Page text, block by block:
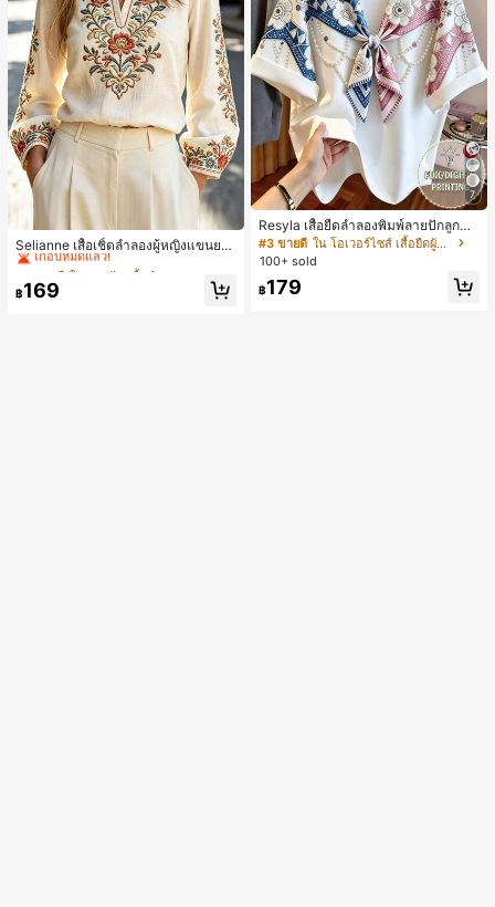
Selianne เสื้อเชิ้ตลำลองผู้หญิงแขนยา
ว คอวีเว้า ลายดอกไม้
#2 ขายดี
ใน งานปัก เสื้อทำงาน
เกือบหมดแล้ว!
#2 ขายดี ใน งานปัก เสื้อทำงาน
เกือบหมดแล้ว!
#2 ขายดี ใน งานปัก เสื้อทำงาน
เกือบหมดแล้ว!
#2 ขายดี
฿169
7
Resyla เสื้อยืดลำลองพิมพ์ลายปักลูกปัด
รูปโบว์ขนาดใหญ่สำหรับผู้หญิง
#3 ขายดี
ใน โอเวอร์ไซส์ เสื้อยืดผู้หญิง
100+ sold
฿179